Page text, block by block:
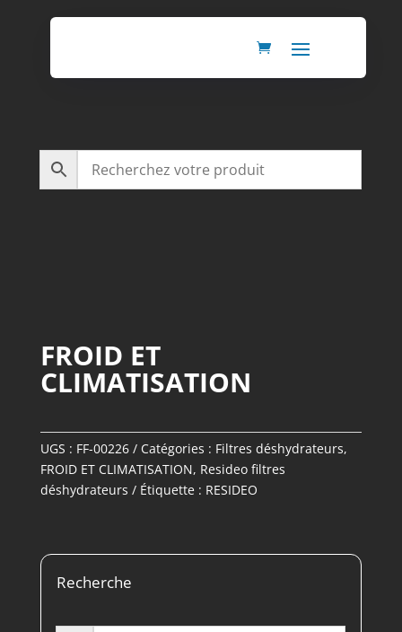
FROID ET
CLIMATISATION
UGS : FF-00226 Catégories : Filtres déshydrateurs,
FROID ET CLIMATISATION, Resideo filtres
déshydrateurs
Étiquette : RESIDEO
Recherche